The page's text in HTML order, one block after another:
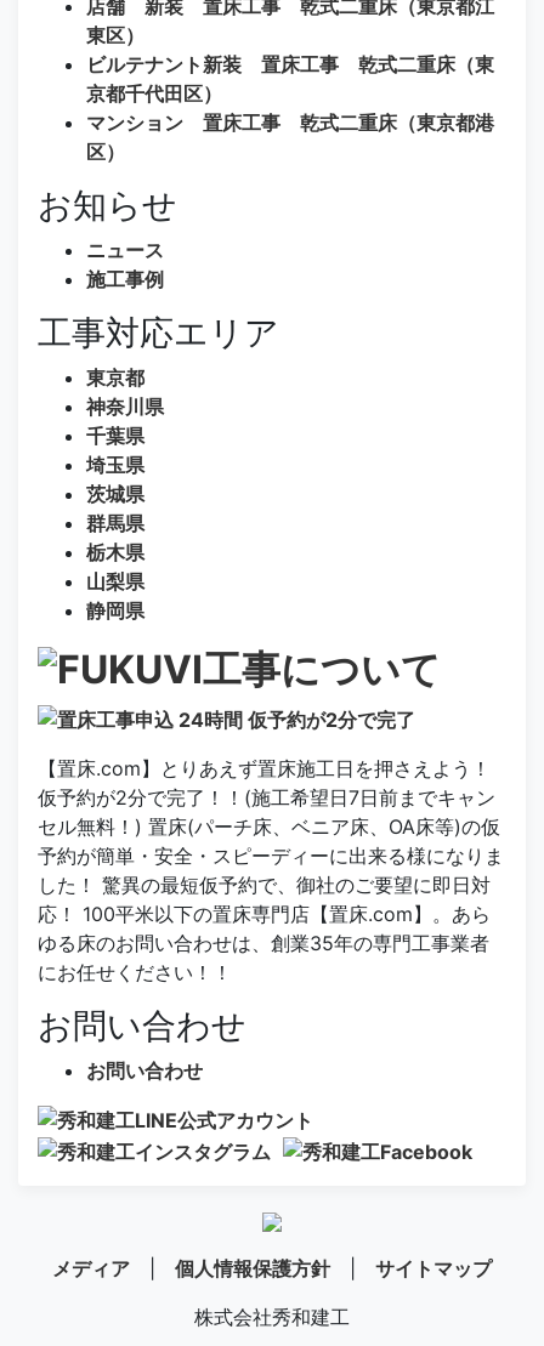
店舗 新装 置床工事 乾式二重床（東京都江
東区）
ビルテナント新装 置床工事 乾式二重床（東
京都千代田区）
マンション 置床工事 乾式二重床（東京都港
区）
お知らせ
ニュース
施工事例
工事対応エリア
東京都
神奈川県
千葉県
埼玉県
茨城県
群馬県
栃木県
山梨県
静岡県
【置床.com】とりあえず置床施工日を押さえよう！
仮予約が2分で完了！！(施工希望日7日前までキャン
セル無料！) 置床(パーチ床、ベニア床、OA床等)の仮
予約が簡単・安全・スピーディーに出来る様になりま
した！ 驚異の最短仮予約で、御社のご要望に即日対
応！ 100平米以下の置床専門店【置床.com】。あら
ゆる床のお問い合わせは、創業35年の専門工事業者
にお任せください！！
お問い合わせ
お問い合わせ
メディア 個人情報保護方針| サイトマップ
株式会社秀和建工